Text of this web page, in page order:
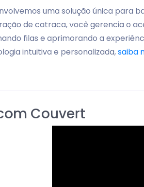
uma solução única para
de catraca, você gerencia o
filas e aprimorando a
intuitiva e personalizada,saiba
Couvert